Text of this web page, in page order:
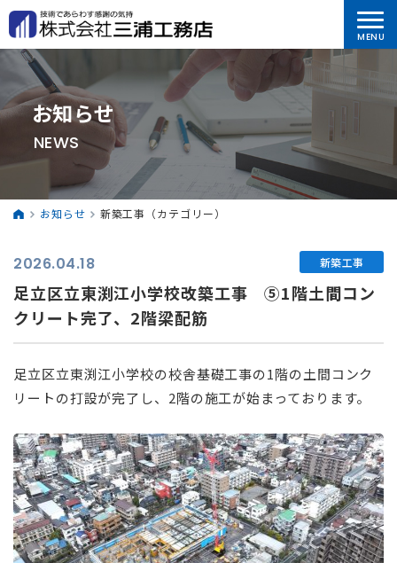
お知らせ
NEWS
お知らせ 新築工事（カテゴリー）
2026.04.18 新築工事
足立区立東渕江小学校改築工事 ⑤1階土間コン
クリート完了、2階梁配筋
足立区立東渕江小学校の校舎基礎工事の1階の土間コンク
リートの打設が完了し、2階の施工が始まっております。